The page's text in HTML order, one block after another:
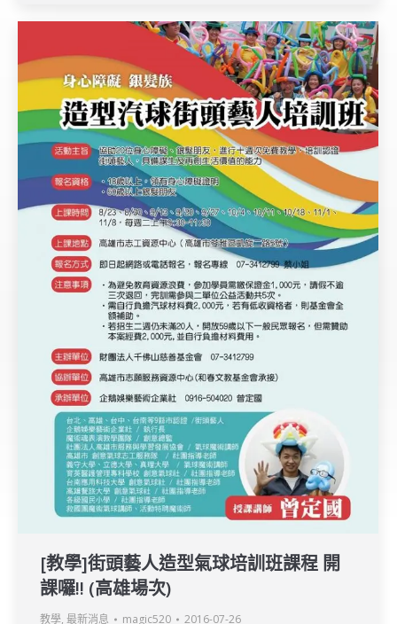
[教學]街頭藝人造型氣球培訓班課程 開
課囉!! (高雄場次)
教學, 最新消息 magic520 2016-07-26